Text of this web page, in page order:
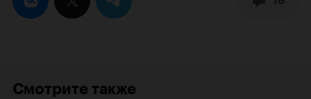
Смотрите также